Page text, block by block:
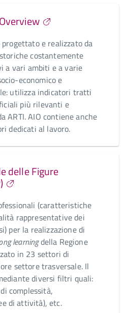
e realizzato da
costantemente
a vari ambiti e a varie
economico e
utilizza indicatori tratti
più rilevanti e
ARTI. AIO contiene anche
dedicati al lavoro.
delle Figure
(caratteristiche
rappresentative dei
per la realizzazione di
learningdella Regione
in 23 settori di
settore trasversale. Il
diversi filtri quali:
complessità,
di attività), etc.